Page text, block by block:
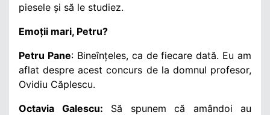
piesele și să le studiez.
Emoții mari, Petru?
Petru Pane: Bineînțeles, ca de fiecare dată. Eu am
aflat despre acest concurs de la domnul profesor,
Ovidiu Căplescu.
Octavia Galescu:
Să spunem că amândoi au